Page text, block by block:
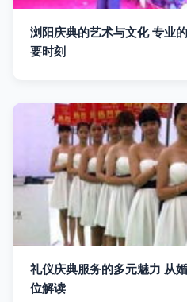
浏阳庆典的艺术与文化 专业
要时刻
礼仪庆典服务的多元魅力 从
位解读